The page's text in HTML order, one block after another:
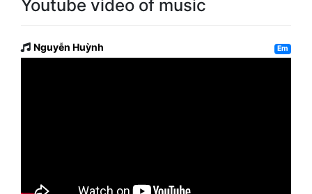
Youtube video of music
Nguyễn Huỳnh Em